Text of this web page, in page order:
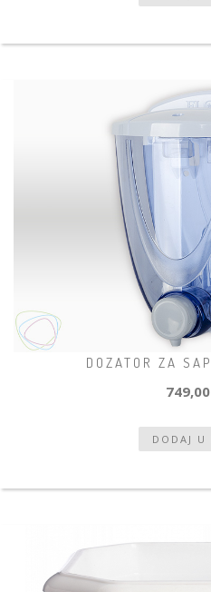
DOZATOR ZA
749,00